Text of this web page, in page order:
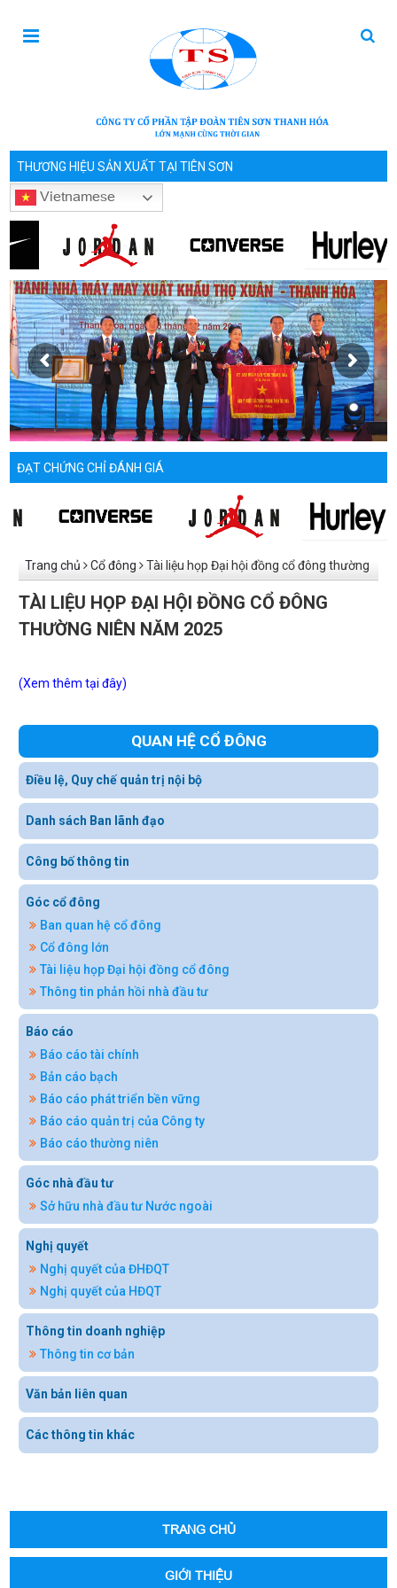
THƯƠNG HIỆU SẢN XUẤT TẠI TIÊN SƠN
Vietnamese
ĐẠT CHỨNG CHỈ ĐÁNH GIÁ
Trang chủ Cổ đông Tài liệu họp Đại hội đồng cổ đông thường
niên năm 2025
TÀI LIỆU HỌP ĐẠI HỘI ĐỒNG CỔ ĐÔNG
THƯỜNG NIÊN NĂM 2025
(Xem thêm tại đây)
QUAN HỆ CỔ ĐÔNG
Điều lệ, Quy chế quản trị nội bộ
Danh sách Ban lãnh đạo
Công bố thông tin
Góc cổ đông
Ban quan hệ cổ đông
Cổ đông lớn
Tài liệu họp Đại hội đồng cổ đông
Thông tin phản hồi nhà đầu tư
Báo cáo
Báo cáo tài chính
Bản cáo bạch
Báo cáo phát triển bền vững
Báo cáo quản trị của Công ty
Báo cáo thường niên
Góc nhà đầu tư
Sở hữu nhà đầu tư Nước ngoài
Nghị quyết
Nghị quyết của ĐHĐQT
Nghị quyết của HĐQT
Thông tin doanh nghiệp
Thông tin cơ bản
Văn bản liên quan
Các thông tin khác
TRANG CHỦ
GIỚI THIỆU